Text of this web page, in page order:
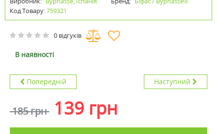
Код Товару:759321
0 відгуків
В наявності
Попередній Наступний
185 грн 139 грн